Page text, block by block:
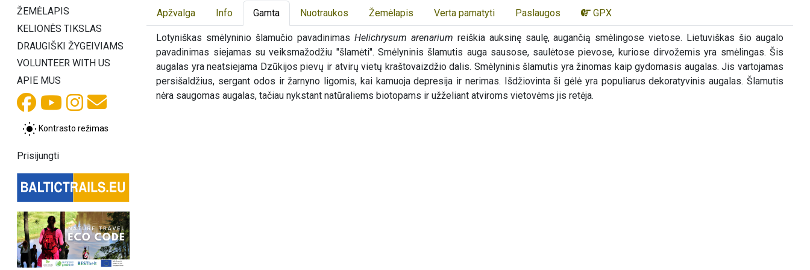
ŽEMĖLAPIS
KELIONĖS TIKSLAS
DRAUGIŠKI ŽYGEIVIAMS
VOLUNTEER WITH US
APIE MUS
Kontrasto režimas
Prisijungti
Apžvalga Info Gamta Nuotraukos Žemėlapis Verta pamatyti Paslaugos GPX
Lotyniškas smėlyninio šlamučio pavadinimas Helichrysum arenarium reiškia auksinę saulę, augančią smėlingose vietose. Lietuviškas šio augalo
pavadinimas siejamas su veiksmažodžiu "šlamėti". Smėlyninis šlamutis auga sausose, saulėtose pievose, kuriose dirvožemis yra smėlingas. Šis
augalas yra neatsiejama Dzūkijos pievų ir atvirų vietų kraštovaizdžio dalis. Smėlyninis šlamutis yra žinomas kaip gydomasis augalas. Jis vartojamas
persišaldžius, sergant odos ir žarnyno ligomis, kai kamuoja depresija ir nerimas. Išdžiovinta ši gėlė yra populiarus dekoratyvinis augalas. Šlamutis
nėra saugomas augalas, tačiau nykstant natūraliems biotopams ir užželiant atviroms vietovėms jis retėja.